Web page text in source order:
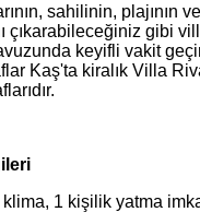
sahilinin, plajının
çıkarabileceğiniz gibi
keyifli vakit
Kaş'ta kiralık Villa
1 kişilik yatma